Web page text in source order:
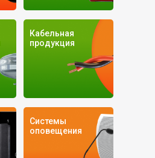
Кабельная
продукция
Системы
оповещения